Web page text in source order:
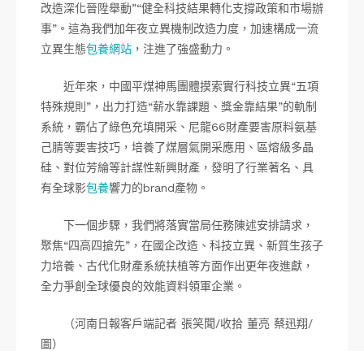
改造深化晉陞舉動”“健全科技結果轉化支撐政策和市場辦
事”。這為我們加年夜立異機制改造力度，加速構成一流
立異生態包養網站 ，注進了強盛動力。
近年來，中國平煤神馬團體摸索實行科技立異“五項
特殊規則”，出力打造“薪水靠課題、獎金靠結果”的軌制
系統，霸佔了綠色充填開采、尼龍66財產要害原料氨基
己腈等要害技巧，培養了煤層氣開采應用、區熔級多晶
硅、對位芳綸等計謀性新興財產，發明了行業著名、具
有全球影包養響力的brand產物。
下一個步驟，我們將落實當局任務陳述安排請求，
聚焦“四高四搶先”，在國企改造、科技立異、新質生孩子
力培養、古代化財產系統扶植等方面作出更年夜進獻，
全力爭創全球優良的效能資料領軍企業。
（河南日報客戶端記者 張笑聞/收拾 董亮 蔡迅翔/
圖）